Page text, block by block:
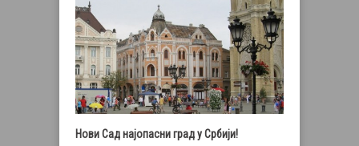
Нови Сад најопасни град у Србији!